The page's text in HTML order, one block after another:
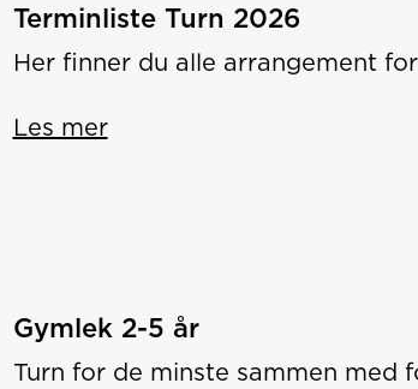
Terminliste Turn 2026
Her finner du alle arrangement
Les mer
Gymlek 2-5 år
Turn for de minste sammen med